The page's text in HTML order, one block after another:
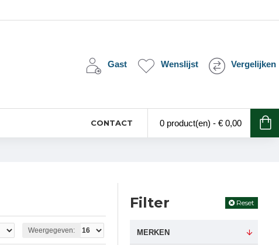
Gast Wenslijst Vergelijken
CONTACT 0 product(en) - € 0,00
Weergegeven:
Filter Reset
MERKEN